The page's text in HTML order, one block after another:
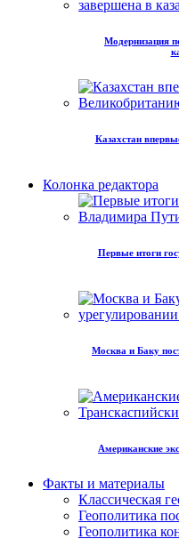
Модернизация
Казахстан
Колонка редактора
Первые итоги
Москва и Баку
Американские
Факты и материалы
Классическая
Геополитика
Геополитика